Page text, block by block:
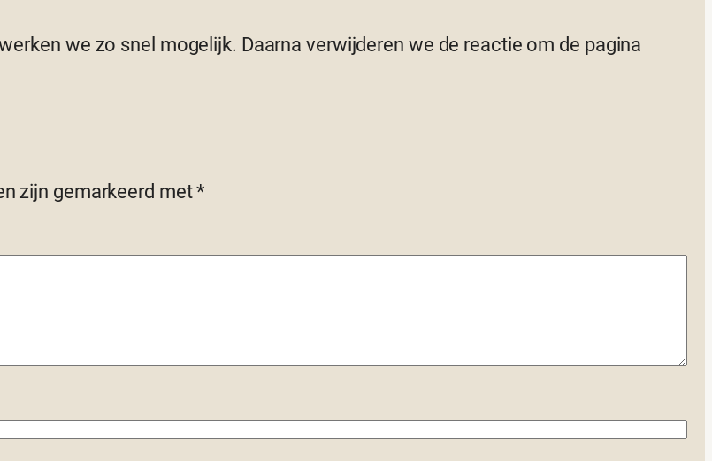
we zo snel mogelijk. Daarna verwijderen we de reactie om de pagina
zijn gemarkeerd met*